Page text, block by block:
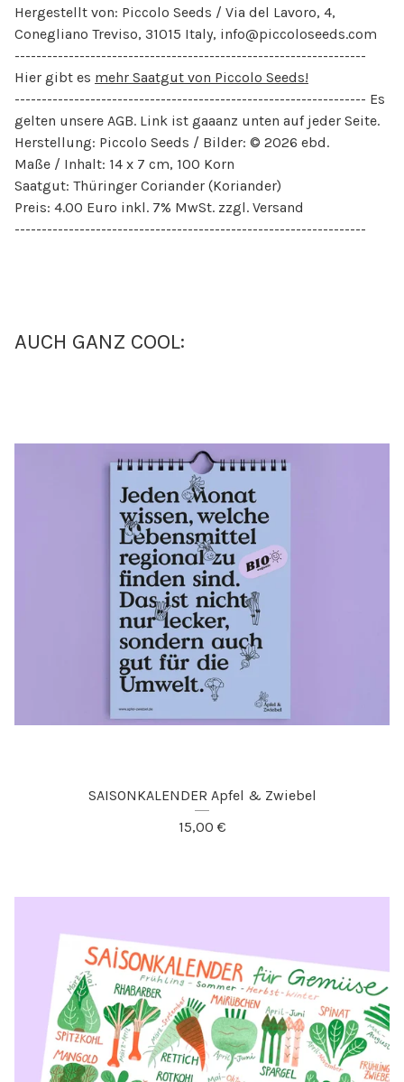
Hergestellt von: Piccolo Seeds / Via del Lavoro, 4,
Conegliano Treviso, 31015 Italy, info@piccoloseeds.com
-----------------------------------------------------------------
Hier gibt es mehr Saatgut von Piccolo Seeds!
----------------------------------------------------------------- Es
gelten unsere AGB. Link ist gaaanz unten auf jeder Seite.
Herstellung: Piccolo Seeds / Bilder: © 2026 ebd.
Maße / Inhalt: 14 x 7 cm, 100 Korn
Saatgut: Thüringer Coriander (Koriander)
Preis: 4.00 Euro inkl. 7% MwSt. zzgl. Versand
-----------------------------------------------------------------
AUCH GANZ COOL:
SAISONKALENDER Apfel & Zwiebel
15,00 €